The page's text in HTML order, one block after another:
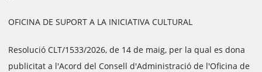
OFICINA DE SUPORT A LA INICIATIVA CULTURAL
Resolució CLT/1533/2026, de 14 de maig, per la qual es dona
publicitat a l'Acord del Consell d'Administració de l'Oficina de